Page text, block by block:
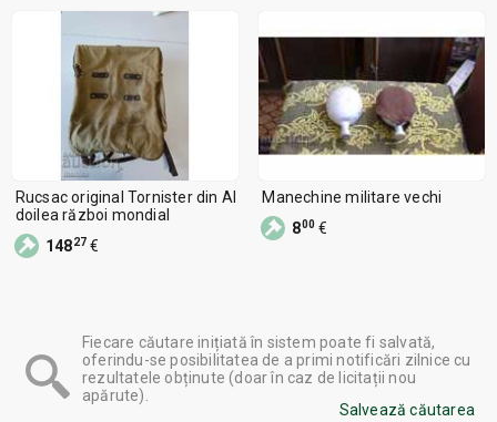
Rucsac original Tornister din Al
doilea război mondial
14827€
Manechine militare vechi
800 €
Fiecare căutare inițiată în sistem poate fi salvată,
oferindu-se posibilitatea de a primi notificări zilnice cu
rezultatele obținute (doar în caz de licitații nou
apărute).
Salvează căutarea